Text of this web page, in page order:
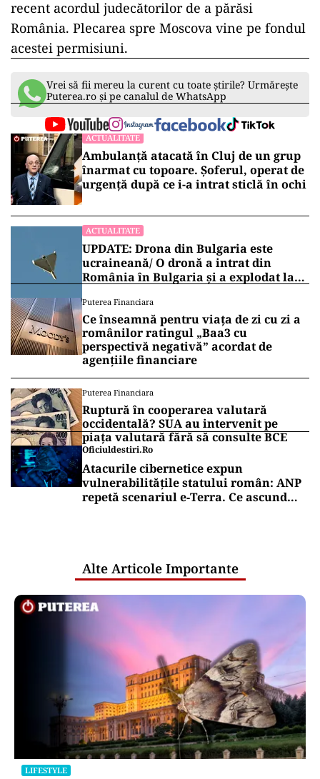
recent acordul judecătorilor de a părăsi
România. Plecarea spre Moscova vine pe fondul
acestei permisiuni.
Vrei să fii mereu la curent cu toate știrile? Urmărește
Puterea.ro și pe canalul de WhatsApp
ACTUALITATE
Ambulanță atacată în Cluj de un grup
înarmat cu topoare. Șoferul, operat de
urgență după ce i-a intrat sticlă în ochi
ACTUALITATE
UPDATE: Drona din Bulgaria este
ucraineană/ O dronă a intrat din
România în Bulgaria şi a explodat la
Puterea Financiara
Ce înseamnă pentru viața de zi cu zi a
românilor ratingul „Baa3 cu
perspectivă negativă” acordat de
agențiile financiare
Puterea Financiara
Ruptură în cooperarea valutară
occidentală? SUA au intervenit pe
piața valutară fără să consulte BCE
Oficiuldestiri.ro
Atacurile cibernetice expun
vulnerabilitățile statului român: ANP
repetă scenariul e‑Terra. Ce ascund
Alte Articole Importante
LIFESTYLE